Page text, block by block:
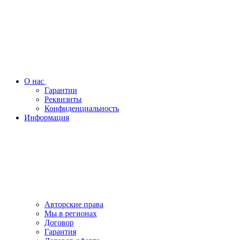
О нас
Гарантии
Реквизиты
Конфиденциальность
Информация
Авторские права
Мы в регионах
Договор
Гарантия